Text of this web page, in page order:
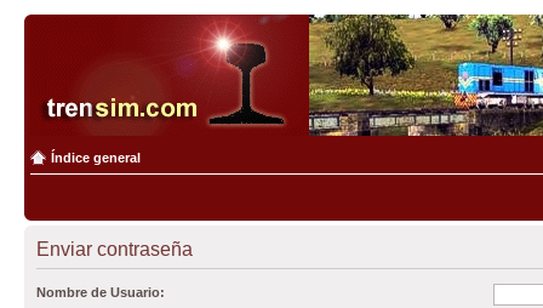
Índice general
Enviar contraseña
Nombre de Usuario: